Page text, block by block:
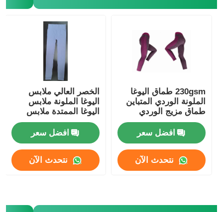
القبعات المتماسكة الشعبية
وشاح كاتم للسيدات
قفازات تزلج مقاومة للماء
قفازات الشتاء
230gsm طماق اليوغا
الملونة الوردي المتباين
طماق مزيج الوردي
افضل سعر
نتحدث الآن
الخصر العالي ملابس
اليوغا الملونة ملابس
اليوغا الممتدة ملابس
اليوغا المريحة والأنيقة
افضل سعر
نتحدث الآن